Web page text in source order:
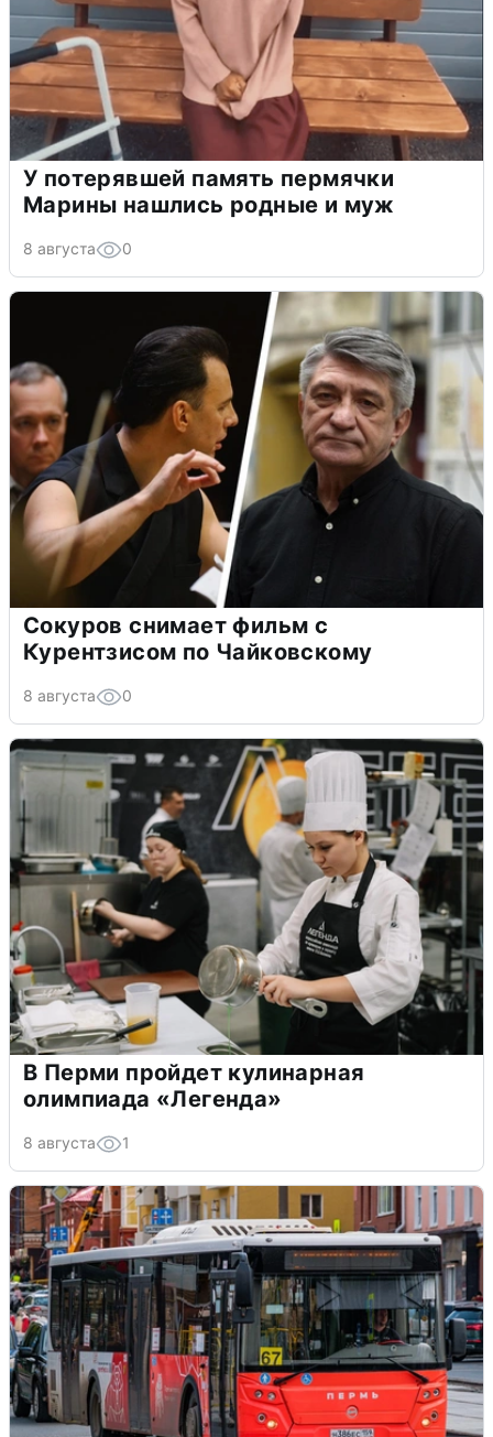
У потерявшей память пермячки
Марины нашлись родные и муж
8 августа 0
Сокуров снимает фильм с
Курентзисом по Чайковскому
8 августа 0
В Перми пройдет кулинарная
олимпиада «Легенда»
8 августа 1